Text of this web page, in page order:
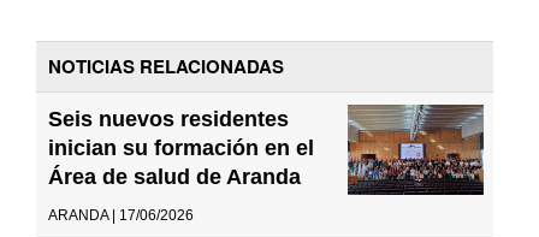
NOTICIAS RELACIONADAS
Seis nuevos residentes
inician su formación en el
Área de salud de Aranda
ARANDA | 17/06/2026